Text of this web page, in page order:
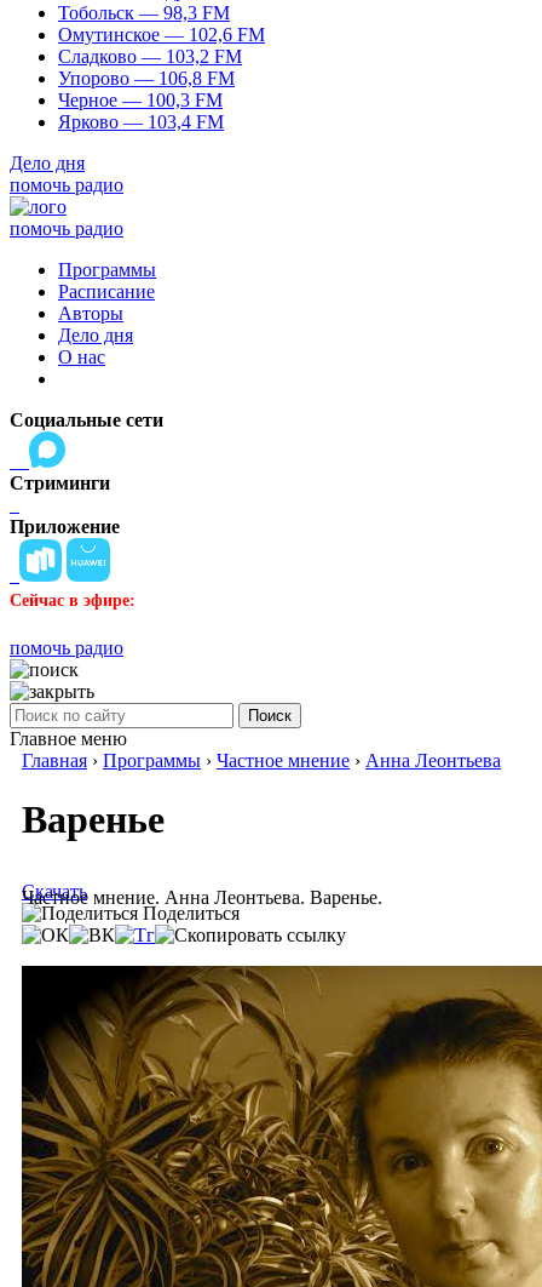
Тобольск — 98,3 FM
Омутинское — 102,6 FM
Сладково — 103,2 FM
Упорово — 106,8 FM
Черное — 100,3 FM
Ярково — 103,4 FM
Дело дня
помочь радио
помочь радио
Программы
Расписание
Авторы
Дело дня
О нас
Социальные сети
Стриминги
Приложение
Сейчас в эфире:
помочь радио
Поиск
Главное меню
Главная › Программы › Частное мнение › Анна Леонтьева
Варенье
Частное мнение. Анна Леонтьева. Варенье.
Скачать
Поделиться